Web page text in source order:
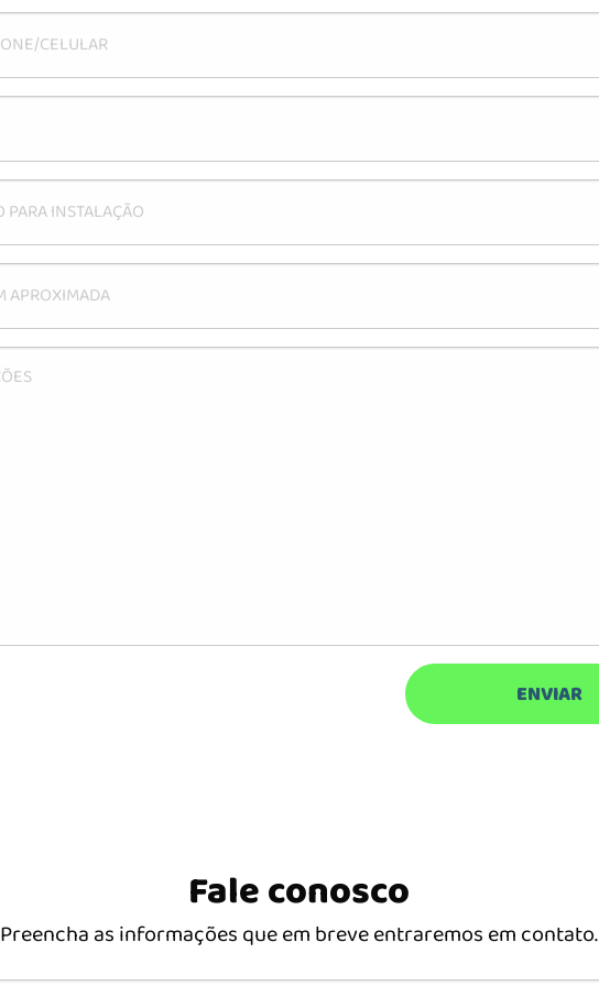
Fale conosco
Preencha as informações que em breve entraremos em contato.